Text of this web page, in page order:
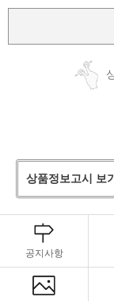
상품정보고시 보기
공지사항